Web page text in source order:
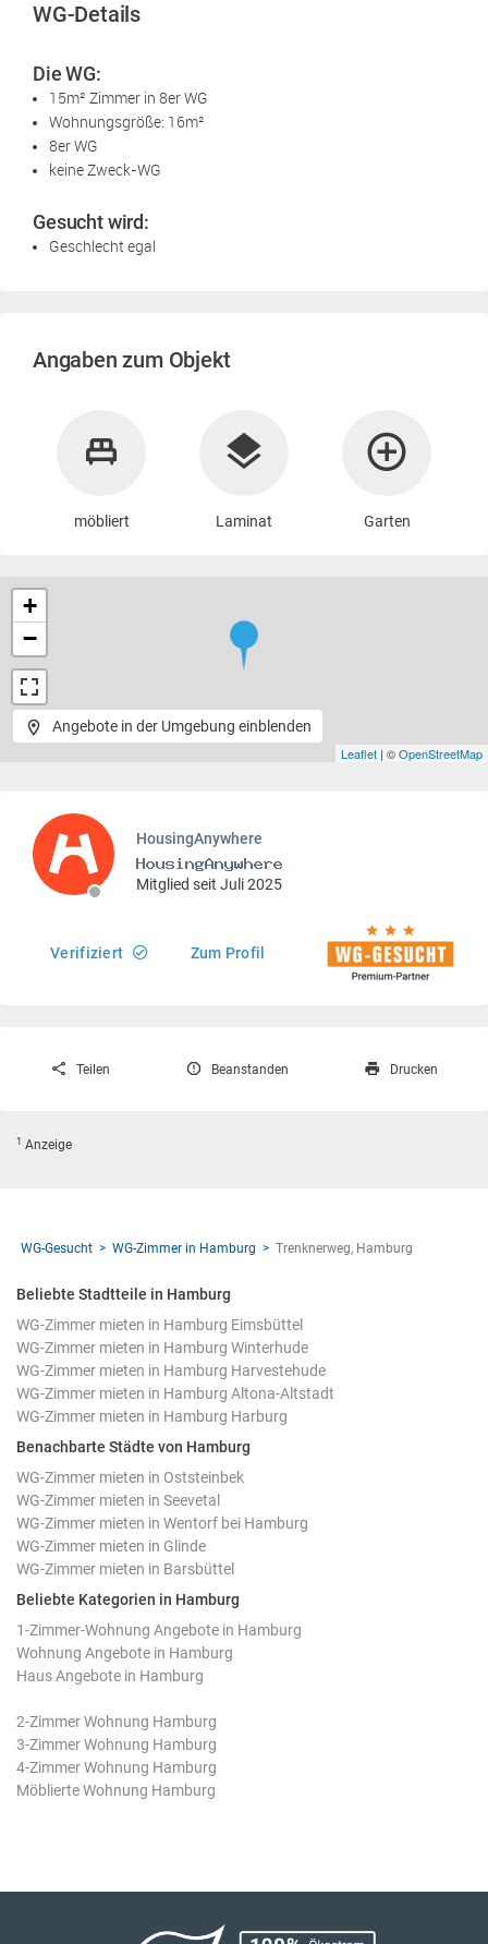
WG-Details
Die WG:
15m² Zimmer in 8er WG
Wohnungsgröße: 16m²
8er WG
keine Zweck-WG
Gesucht wird:
Geschlecht egal
Angaben zum Objekt
möbliert Laminat Garten
+
−
Leaflet | ©OpenStreetMap
Angebote in der Umgebung einblenden
HousingAnywhere
Mitglied seit Juli 2025
Verifiziert Zum Profil
Teilen Beanstanden Drucken
1 Anzeige
WG-Gesucht WG-Zimmer in Hamburg Trenknerweg, Hamburg
Beliebte Stadtteile in Hamburg
WG-Zimmer mieten in Hamburg Eimsbüttel
WG-Zimmer mieten in Hamburg Winterhude
WG-Zimmer mieten in Hamburg Harvestehude
WG-Zimmer mieten in Hamburg Altona-Altstadt
WG-Zimmer mieten in Hamburg Harburg
Benachbarte Städte von Hamburg
WG-Zimmer mieten in Oststeinbek
WG-Zimmer mieten in Seevetal
WG-Zimmer mieten in Wentorf bei Hamburg
WG-Zimmer mieten in Glinde
WG-Zimmer mieten in Barsbüttel
Beliebte Kategorien in Hamburg
1-Zimmer-Wohnung Angebote in Hamburg
Wohnung Angebote in Hamburg
Haus Angebote in Hamburg
2-Zimmer Wohnung Hamburg
3-Zimmer Wohnung Hamburg
4-Zimmer Wohnung Hamburg
Möblierte Wohnung Hamburg